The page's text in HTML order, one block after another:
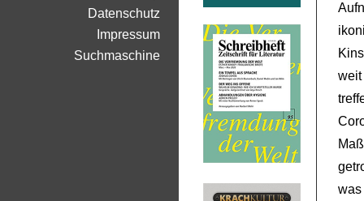
Datenschutz
Impressum
Suchmaschine